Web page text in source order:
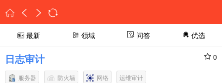
最新 领域 问答 优选
日志审计 0
服务器 防火墙 网络 运维审计